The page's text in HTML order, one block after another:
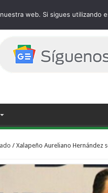
/ Xalapeño Aureliano Hernández
web. Si sigues utilizando